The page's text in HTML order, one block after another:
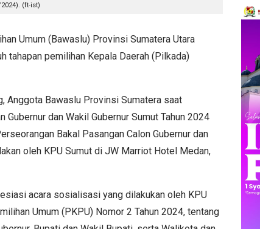
(ft-ist)
Umum (Bawaslu) Provinsi Sumatera Utara
tahapan pemilihan Kepala Daerah (Pilkada)
Anggota Bawaslu Provinsi Sumatera saat
dan Wakil Gubernur Sumut Tahun 2024
Bakal Pasangan Calon Gubernur dan
oleh KPU Sumut di JW Marriot Hotel Medan,
acara sosialisasi yang dilakukan oleh KPU
Umum (PKPU) Nomor 2 Tahun 2024, tentang